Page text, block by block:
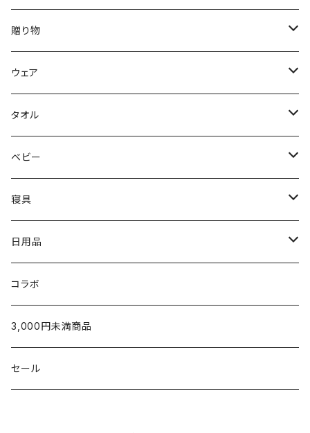
DON'T SLEEP
FreshService
N.HOOLYWOOD
Hippopotamus
oblada
fog linen work
LAPUAN KANKURIT
POET MEETS DUBWISE
金澤屋
贈り物
母の日ギフト
出産祝い
〜5,000円
5,001〜10,000円
2人目以降のお子さまへ
結婚祝い
〜5,000円
5,001〜10,000円
新築・引越祝い
〜5,000円
5,001〜10,000円
内祝い（お返し）
〜5,000円
5,001~10,000円
タオルギフト
チーフタオル
ウォッシュタオル
¥1,000〜¥2,999
¥3,000〜¥4,999
ウェア
メンズウェア
レディースウェア
Tシャツ
スウェット・パーカー
シャツ
カーディガン
パンツ
タオル
タオル
限定カラー
ホームグッズ
ベビー
出産ご準備
家族みんなで使える
出産祝いに
ベビー服／小物
タオル製品
寝具
枕
U字枕
枕カバー
タオルケット・肌掛け
シーツ・カバー
シーツ
パジャマ
日用品
グッズ
テーブルウェア
ラグ
コラボ
3,000円未満商品
セール